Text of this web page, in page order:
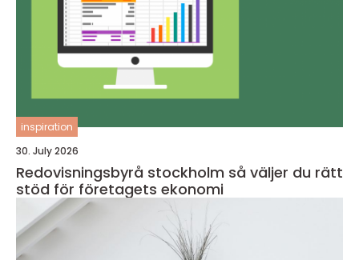
inspiration
30. July 2026
Redovisningsbyrå stockholm så väljer du rätt
stöd för företagets ekonomi